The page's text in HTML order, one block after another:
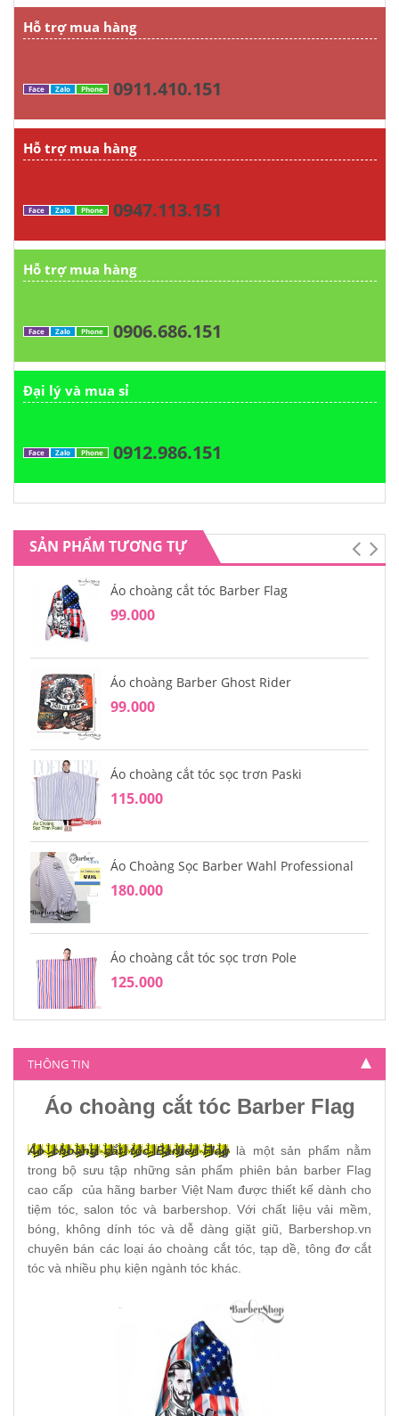
Hỗ trợ mua hàng
Face Zalo Phone 0911.410.151
Hỗ trợ mua hàng
Face Zalo Phone 0947.113.151
Hỗ trợ mua hàng
Face Zalo Phone 0906.686.151
Đại lý và mua sỉ
Face Zalo Phone 0912.986.151
SẢN PHẨM TƯƠNG TỰ
Áo choàng cắt tóc Barber Flag
99.000
Áo choàng Barber Ghost Rider
99.000
Áo choàng cắt tóc sọc trơn Paski
115.000
Áo Choàng Sọc Barber Wahl Professional
180.000
Áo choàng cắt tóc sọc trơn Pole
125.000
Áo choàng sọc trắng xanh Barbershop
THÔNG TIN
Áo choàng cắt tóc Barber Flag
Áo choàng cắt tóc Barber Flaglà một sản phẩm nằm
trong bộ sưu tập những sản phẩm phiên bản barber Flag
cao cấp của hãng barber Việt Nam được thiết kế dành cho
tiệm tóc, salon tóc và barbershop. Với chất liệu vải mềm,
bóng, không dính tóc và dễ dàng giặt giũ, Barbershop.vn
chuyên bán các loại áo choàng cắt tóc, tạp dề, tông đơ cắt
tóc và nhiều phụ kiện ngành tóc khác.